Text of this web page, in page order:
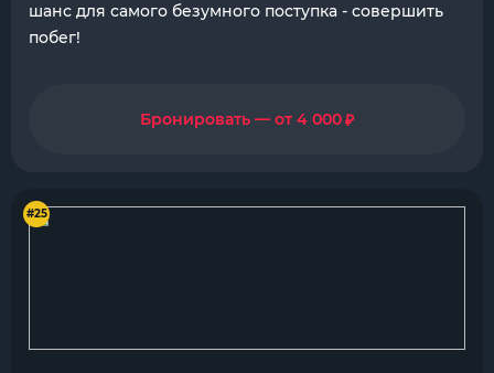
шанс для самого безумного поступка - совершить
побег!
Бронировать — от 4 000₽
#25